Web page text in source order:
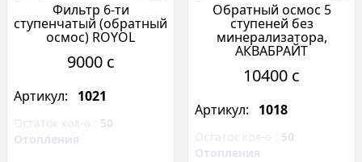
Фильтр 6-ти
ступенчатый (обратный
осмос) ROYOL
9000 c
Артикул: 1021
Остаток кол-о : 50
Отопления
Обратный осмос 5
ступеней без
минерализатора,
АКВАБРАЙТ
10400 c
Артикул: 1018
Остаток кол-о : 50
Отопления